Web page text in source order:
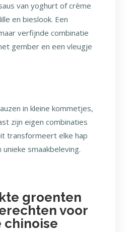
van yoghurt of crème
en bieslook. Een
verfijnde combinatie
gember en een vleugje
in kleine kommetjes,
zijn eigen combinaties
transformeert elke hap
smaakbeleving.
groenten
voor
chinoise